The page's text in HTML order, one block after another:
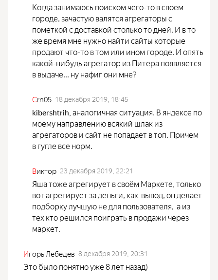
Когда занимаюсь поиском чего-то в своем
городе, зачастую валятся агрегаторы с
пометкой с доставкой столько то дней. И в то
же время мне нужно найти сайты которые
продают что-то в том или ином городе. И опять
какой-нибудь агрегатор из Питера появляется
в выдаче... ну нафиг они мне?
Crn05 18 декабря 2019, 18:45
kibershtrih аналогичная ситуация. В яндексе по
моему направлению всякий шлак из
агрегаторов и сайт не попадает в топ. Причем
в гугле все норм.
Виктор 23 декабря 2019, 22:21
Яша тоже агрегирует в своём Маркете, только
вот агрегирует за деньги, как вывод, он делает
подборку лучшую не для пользователя, а из
тех кто решился поиграть в продажи через
маркет.
Игорь Лебедев 8 декабря 2019, 20:31
Это было понятно уже 8 лет назад)